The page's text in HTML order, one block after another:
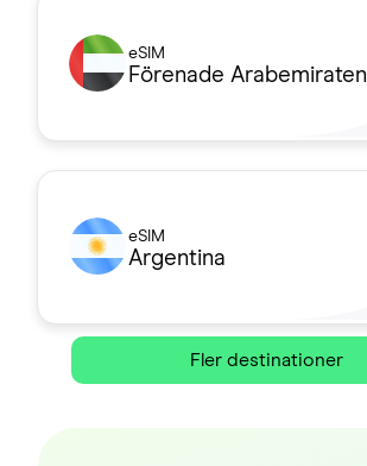
eSIM
Förenade Arabemiraten
eSIM
Argentina
Fler destinationer